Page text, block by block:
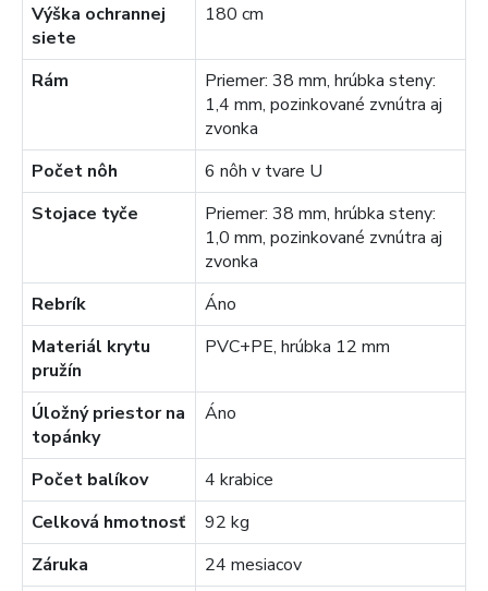
Výška ochrannej
siete
180 cm
Rám
Priemer: 38 mm, hrúbka steny:
1,4 mm, pozinkované zvnútra aj
zvonka
Počet nôh
6 nôh v tvare U
Stojace tyče
Priemer: 38 mm, hrúbka steny:
1,0 mm, pozinkované zvnútra aj
zvonka
Rebrík
Áno
Materiál krytu
pružín
PVC+PE, hrúbka 12 mm
Úložný priestor na
topánky
Áno
Počet balíkov
4 krabice
Celková hmotnosť
92 kg
Záruka
24 mesiacov